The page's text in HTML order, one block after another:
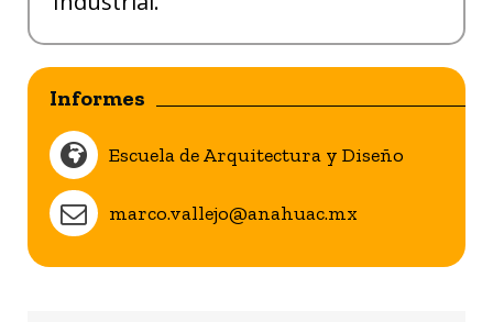
Informes
Escuela de Arquitectura y Diseño
marco.vallejo@anahuac.mx